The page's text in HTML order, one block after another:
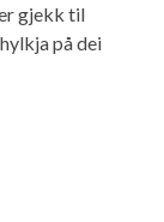
gjekk til
på dei